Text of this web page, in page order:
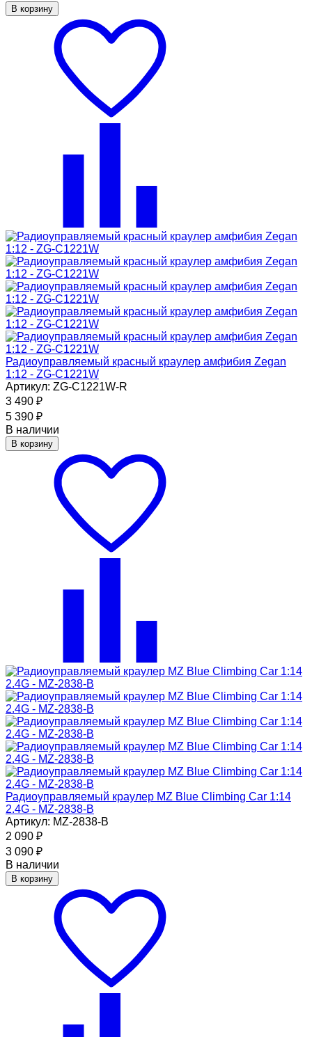
В корзину
Радиоуправляемый красный краулер амфибия Zegan
1:12 - ZG-C1221W
Артикул: ZG-C1221W-R
3 490 ₽
5 390 ₽
В наличии
В корзину
Радиоуправляемый краулер MZ Blue Climbing Car 1:14
2.4G - MZ-2838-B
Артикул: MZ-2838-B
2 090 ₽
3 090 ₽
В наличии
В корзину